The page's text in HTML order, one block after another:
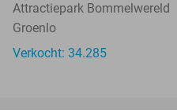
Attractiepark Bommelwereld
Groenlo
Verkocht: 34.285